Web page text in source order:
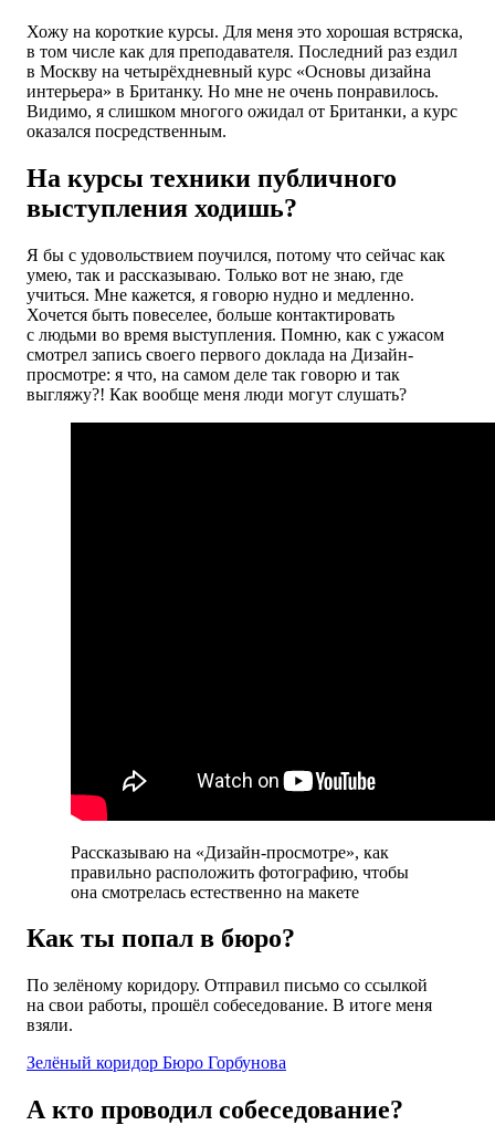
Хожу на короткие курсы. Для меня это хорошая встряска,
в том числе как для преподавателя. Последний раз ездил
в Москву на четырёхдневный курс «Основы дизайна
интерьера» в Британку. Но мне не очень понравилось.
Видимо, я слишком многого ожидал от Британки, а курс
оказался посредственным.
На курсы техники публичного
выступления ходишь?
Я бы с удовольствием поучился, потому что сейчас как
умею, так и рассказываю. Только вот не знаю, где
учиться. Мне кажется, я говорю нудно и медленно.
Хочется быть повеселее, больше контактировать
с людьми во время выступления. Помню, как с ужасом
смотрел запись своего первого доклада на Дизайн-
просмотре: я что, на самом деле так говорю и так
выгляжу?! Как вообще меня люди могут слушать?
Рассказываю на «Дизайн-просмотре», как
правильно расположить фотографию, чтобы
она смотрелась естественно на макете
Как ты попал в бюро?
По зелёному коридору. Отправил письмо со ссылкой
на свои работы, прошёл собеседование. В итоге меня
взяли.
Зелёный коридор Бюро Горбунова
А кто проводил собеседование?